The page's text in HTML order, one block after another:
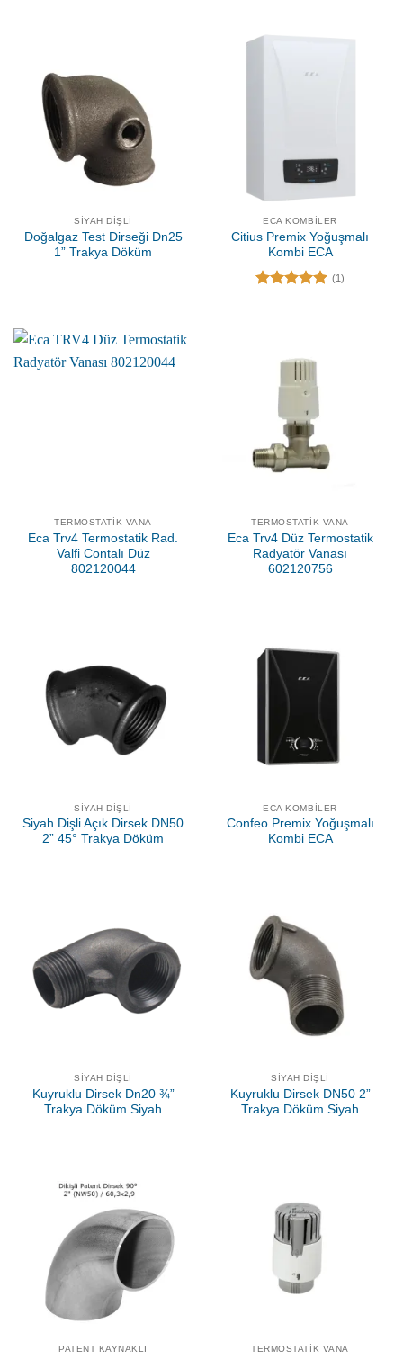
SIYAH DIŞLI
Doğalgaz Test Dirseği Dn25
1” Trakya Döküm
ECA KOMBILER
Citius Premix Yoğuşmalı
Kombi ECA
(1)
TERMOSTATIK VANA
Eca Trv4 Termostatik Rad.
Valfi Contalı Düz
802120044
TERMOSTATIK VANA
Eca Trv4 Düz Termostatik
Radyatör Vanası
602120756
SIYAH DIŞLI
Siyah Dişli Açık Dirsek DN50
2” 45° Trakya Döküm
ECA KOMBILER
Confeo Premix Yoğuşmalı
Kombi ECA
SIYAH DIŞLI
Kuyruklu Dirsek Dn20 ¾”
Trakya Döküm Siyah
SIYAH DIŞLI
Kuyruklu Dirsek DN50 2”
Trakya Döküm Siyah
PATENT KAYNAKLI TERMOSTATIK VANA